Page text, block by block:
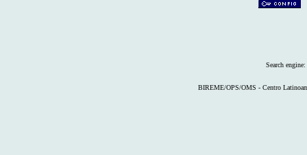
Search engine:
BIREME/OPS/OMS - Centro